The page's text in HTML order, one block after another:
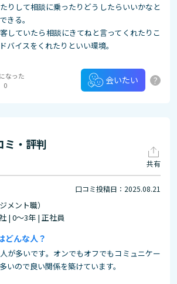
りして相談に乗ったりどうしたらいいかなと
きる。
していたら相談にきてねと言ってくれたりこ
バイスをくれたりといい環境。
なった
0
会いたい ?
ミ・評判
共有
口コミ投稿日：2025.08.21
メント職）
| 0～3年 | 正社員
どんな人？
が多いです。オンでもオフでもコミュニケー
いので良い関係を築けています。